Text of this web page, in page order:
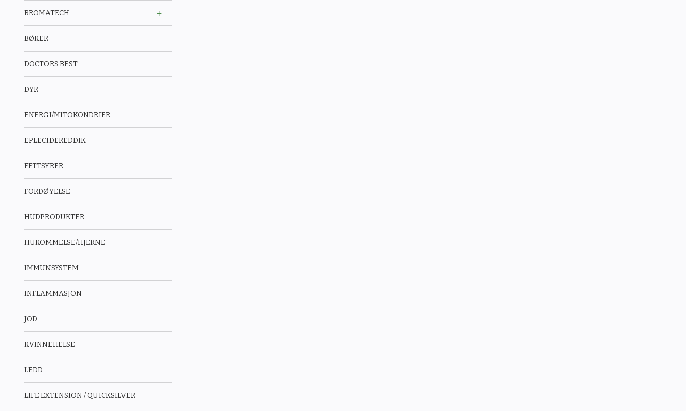
BROMATECH
BØKER
DOCTORS BEST
DYR
ENERGI/MITOKONDRIER
EPLECIDEREDDIK
FETTSYRER
FORDØYELSE
HUDPRODUKTER
HUKOMMELSE/HJERNE
IMMUNSYSTEM
INFLAMMASJON
JOD
KVINNEHELSE
LEDD
LIFE EXTENSION / QUICKSILVER